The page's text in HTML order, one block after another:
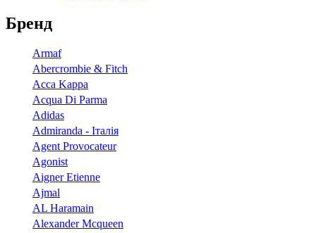
Бренд
Armaf
Abercrombie & Fitch
Acca Kappa
Acqua Di Parma
Adidas
Admiranda - Італія
Agent Provocateur
Agonist
Aigner Etienne
Ajmal
AL Haramain
Alexander Mcqueen